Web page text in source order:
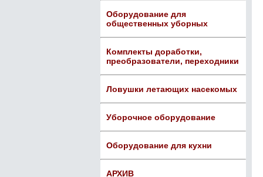
Оборудование для
общественных уборных
Комплекты доработки,
преобразователи, переходники
Ловушки летающих насекомых
Уборочное оборудование
Оборудование для кухни
АРХИВ